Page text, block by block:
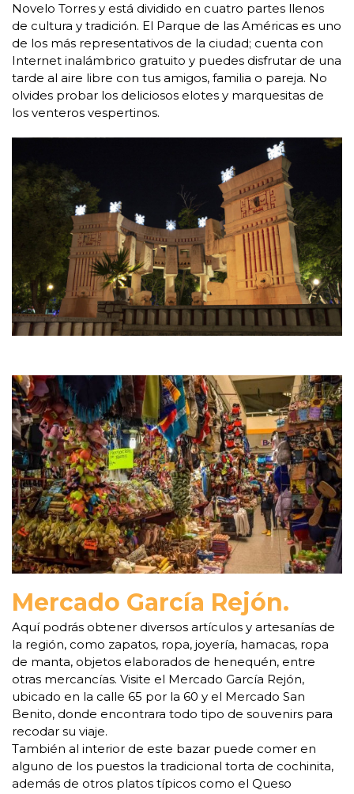
Novelo Torres y está dividido en cuatro partes llenos
de cultura y tradición. El Parque de las Américas es uno
de los más representativos de la ciudad; cuenta con
Internet inalámbrico gratuito y puedes disfrutar de una
tarde al aire libre con tus amigos, familia o pareja. No
olvides probar los deliciosos elotes y marquesitas de
los venteros vespertinos.
Mercado García Rejón.
Aquí podrás obtener diversos artículos y artesanías de
la región, como zapatos, ropa, joyería, hamacas, ropa
de manta, objetos elaborados de henequén, entre
otras mercancías. Visite el Mercado García Rejón,
ubicado en la calle 65 por la 60 y el Mercado San
Benito, donde encontrara todo tipo de souvenirs para
recodar su viaje.
También al interior de este bazar puede comer en
alguno de los puestos la tradicional torta de cochinita,
además de otros platos típicos como el Queso